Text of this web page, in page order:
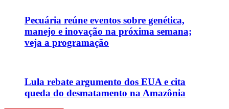
Pecuária reúne eventos sobre genética,
manejo e inovação na próxima semana;
veja a programação
Lula rebate argumento dos EUA e cita
queda do desmatamento na Amazônia